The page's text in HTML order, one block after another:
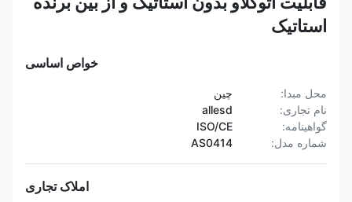
استاتیک
خواص اساسی
محل مبدا:
چین
نام تجاری:
allesd
گواهینامه:
ISO/CE
شماره مدل:
AS0414
املاک تجاری